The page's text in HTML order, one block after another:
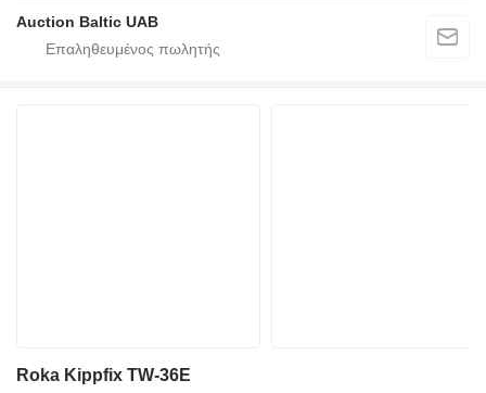
Auction Baltic UAB
Roka Kippfix TW-36E